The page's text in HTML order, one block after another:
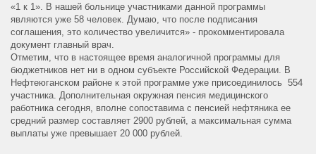
«1 к 1». В нашей больнице участниками данной программы
являются уже 58 человек. Думаю, что после подписания
соглашения, это количество увеличится» - прокомментировала
документ главный врач.
Отметим, что в настоящее время аналогичной программы для
бюджетников нет ни в одном субъекте Российской Федерации. В
Нефтеюганском районе к этой программе уже присоединилось 554
участника. Дополнительная окружная пенсия медицинского
работника сегодня, вполне сопоставима с пенсией нефтяника ее
средний размер составляет 2900 рублей, а максимальная сумма
выплаты уже превышает 20 000 рублей.